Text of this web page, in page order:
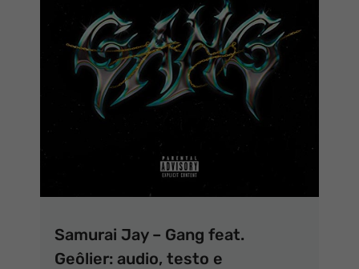
Samurai Jay – Gang feat.
Geôlier: audio, testo e